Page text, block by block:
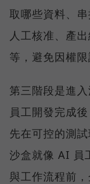
取哪些資料、
人工核准、產
等，避免因權
第三階段是進
員工開發完成
先在可控的測
沙盒就像 AI 員
與工作流程前